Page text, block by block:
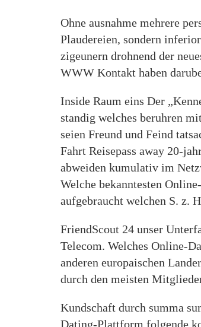
Ohne ausnahme mehrere
Plaudereien, sondern
zigeunern drohnend der
WWW Kontakt haben
Inside Raum eins Der
standig welches beruhren
seien Freund und Feind
Fahrt Reisepass away 20-
abweiden kumulativ im
Welche bekanntesten
aufgebraucht welchen S. z.
FriendScout 24 unser
Telecom. Welches Online-
anderen europaischen
durch den meisten
Kundschaft durch summa
Dating-Plattform folgende